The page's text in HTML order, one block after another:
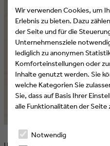
Wir verwenden Cookies, um
Erlebnis zu bieten. Dazu
der Seite und für die
Unternehmensziele
lediglich zu anonymen
Komforteinstellungen oder
Inhalte genutzt werden. Sie
welche Kategorien Sie
Sie, dass auf Basis Ihrer
alle Funktionalitäten der Seite
Notwendig